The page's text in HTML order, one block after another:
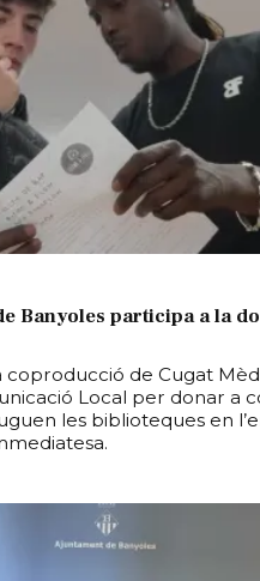
Banyoles participa a la
coproducció de Cugat
Local per donar a
les biblioteques en